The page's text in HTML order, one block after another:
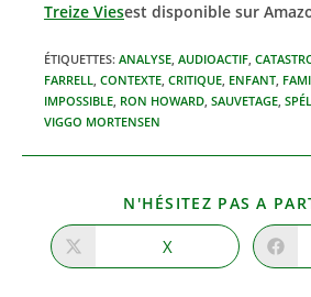
Treize Viesest disponible sur
ÉTIQUETTES: ANALYSE, AUDIOACTIF,
FARRELL, CONTEXTE, CRITIQUE, ENFANT,
IMPOSSIBLE, RON HOWARD, SAUVETAGE,
VIGGO MORTENSEN
N'HÉSITEZ PAS A
Ouvrir
dans
X